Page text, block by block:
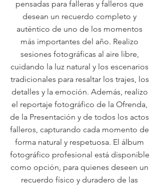
pensadas para falleras y falleros que
desean un recuerdo completo y
auténtico de uno de los momentos
más importantes del año. Realizo
sesiones fotográficas al aire libre,
cuidando la luz natural y los escenarios
tradicionales para resaltar los trajes, los
detalles y la emoción. Además, realizo
el reportaje fotográfico de la Ofrenda,
de la Presentación y de todos los actos
falleros, capturando cada momento de
forma natural y respetuosa. El álbum
fotográfico profesional está disponible
como opción, para quienes deseen un
recuerdo físico y duradero de las